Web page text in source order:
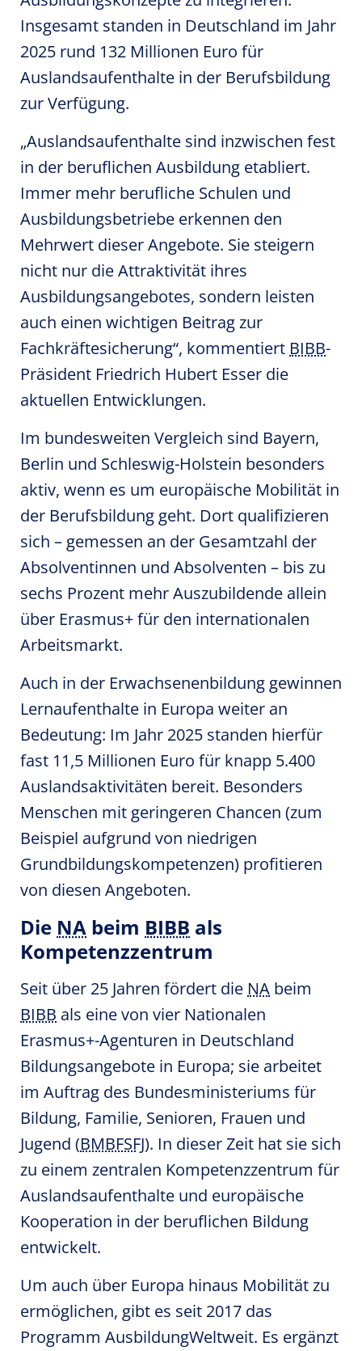
Insgesamt standen in Deutschland im Jahr
2025 rund 132 Millionen Euro für
Auslandsaufenthalte in der Berufsbildung
zur Verfügung.
„Auslandsaufenthalte sind inzwischen fest
in der beruflichen Ausbildung etabliert.
Immer mehr berufliche Schulen und
Ausbildungsbetriebe erkennen den
Mehrwert dieser Angebote. Sie steigern
nicht nur die Attraktivität ihres
Ausbildungsangebotes, sondern leisten
auch einen wichtigen Beitrag zur
Fachkräftesicherung“, kommentiert BIBB-
Präsident Friedrich Hubert Esser die
aktuellen Entwicklungen.
Im bundesweiten Vergleich sind Bayern,
Berlin und Schleswig-Holstein besonders
aktiv, wenn es um europäische Mobilität in
der Berufsbildung geht. Dort qualifizieren
sich – gemessen an der Gesamtzahl der
Absolventinnen und Absolventen – bis zu
sechs Prozent mehr Auszubildende allein
über Erasmus+ für den internationalen
Arbeitsmarkt.
Auch in der Erwachsenenbildung gewinnen
Lernaufenthalte in Europa weiter an
Bedeutung: Im Jahr 2025 standen hierfür
fast 11,5 Millionen Euro für knapp 5.400
Auslandsaktivitäten bereit. Besonders
Menschen mit geringeren Chancen (zum
Beispiel aufgrund von niedrigen
Grundbildungskompetenzen) profitieren
von diesen Angeboten.
Die NA beim BIBB als
Kompetenzzentrum
Seit über 25 Jahren fördert die NA beim
BIBB als eine von vier Nationalen
Erasmus+-Agenturen in Deutschland
Bildungsangebote in Europa; sie arbeitet
im Auftrag des Bundesministeriums für
Bildung, Familie, Senioren, Frauen und
Jugend (BMBFSFJ). In dieser Zeit hat sie sich
zu einem zentralen Kompetenzzentrum für
Auslandsaufenthalte und europäische
Kooperation in der beruflichen Bildung
entwickelt.
Um auch über Europa hinaus Mobilität zu
ermöglichen, gibt es seit 2017 das
Programm AusbildungWeltweit. Es ergänzt